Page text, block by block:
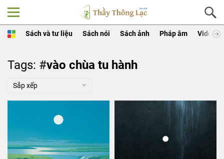
Sách và tư liệu Sách nói Sách ảnh Pháp âm Video
Tags: #vào chùa tu hành